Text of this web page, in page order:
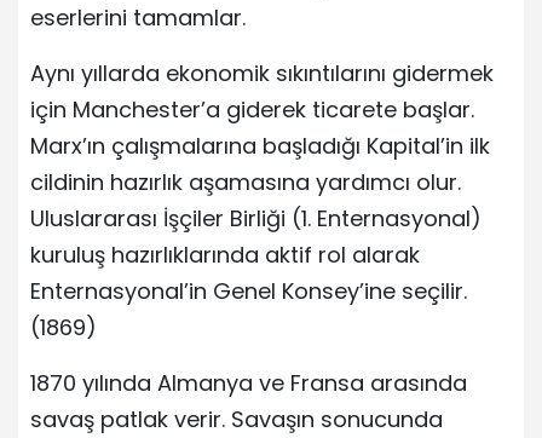
eserlerini tamamlar.
Aynı yıllarda ekonomik sıkıntılarını gidermek
için Manchester’a giderek ticarete başlar.
Marx’ın çalışmalarına başladığı Kapital’in ilk
cildinin hazırlık aşamasına yardımcı olur.
Uluslararası İşçiler Birliği (1. Enternasyonal)
kuruluş hazırlıklarında aktif rol alarak
Enternasyonal’in Genel Konsey’ine seçilir.
(1869)
1870 yılında Almanya ve Fransa arasında
savaş patlak verir. Savaşın sonucunda